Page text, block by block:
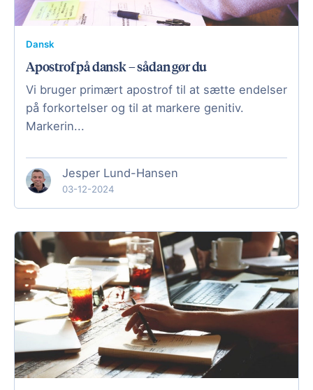
Dansk
Apostrof på dansk – sådan gør du
Vi bruger primært apostrof til at sætte endelser
på forkortelser og til at markere genitiv.
Markerin...
Jesper Lund-Hansen
03-12-2024